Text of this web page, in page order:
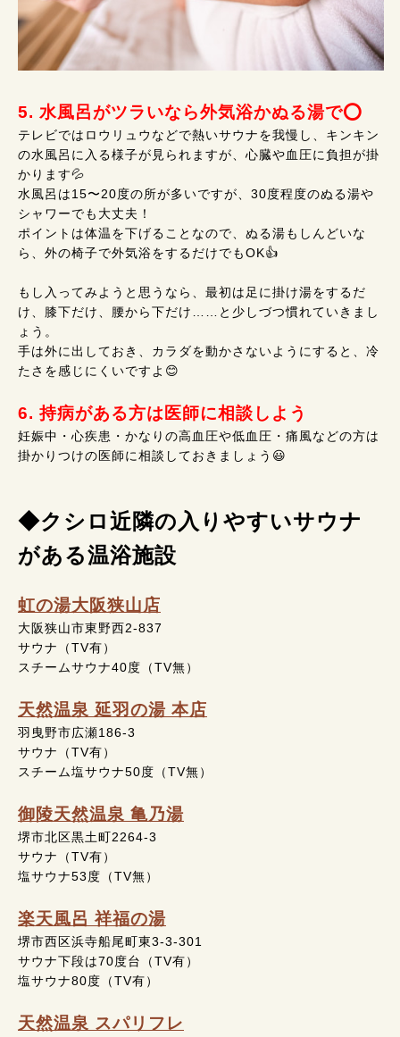
5. 水風呂がツラいなら外気浴かぬる湯で⭕
テレビではロウリュウなどで熱いサウナを我慢し、キンキン
の水風呂に入る様子が見られますが、心臓や血圧に負担が掛
かります💦
水風呂は15〜20度の所が多いですが、30度程度のぬる湯や
シャワーでも大丈夫！
ポイントは体温を下げることなので、ぬる湯もしんどいな
ら、外の椅子で外気浴をするだけでもOK👍
もし入ってみようと思うなら、最初は足に掛け湯をするだ
け、膝下だけ、腰から下だけ……と少しづつ慣れていきまし
ょう。
手は外に出しておき、カラダを動かさないようにすると、冷
たさを感じにくいですよ😊
6. 持病がある方は医師に相談しよう
妊娠中・心疾患・かなりの高血圧や低血圧・痛風などの方は
掛かりつけの医師に相談しておきましょう😃
◆クシロ近隣の入りやすいサウナ
がある温浴施設
虹の湯大阪狭山店
大阪狭山市東野西2-837
サウナ（TV有）
スチームサウナ40度（TV無）
天然温泉 延羽の湯 本店
羽曳野市広瀬186-3
サウナ（TV有）
スチーム塩サウナ50度（TV無）
御陵天然温泉 亀乃湯
堺市北区黒土町2264-3
サウナ（TV有）
塩サウナ53度（TV無）
楽天風呂 祥福の湯
堺市西区浜寺船尾町東3-3-301
サウナ下段は70度台（TV有）
塩サウナ80度（TV有）
天然温泉 スパリフレ